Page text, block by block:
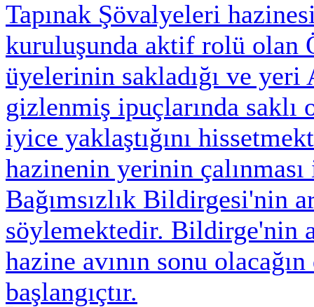
Tapınak Şövalyeleri
kuruluşunda aktif rolü olan
üyelerinin sakladığı ve
gizlenmiş ipuçlarında
iyice yaklaştığını
hazinenin yerinin
Bağımsızlık Bildirgesi'nin
söylemektedir. Bildirge'nin
hazine avının sonu
başlangıçtır.